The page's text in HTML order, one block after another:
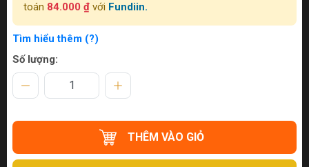
toán 84.000 ₫ với Fundiin.
Tìm hiểu thêm (?)
Số lượng:
THÊM VÀO GIỎ